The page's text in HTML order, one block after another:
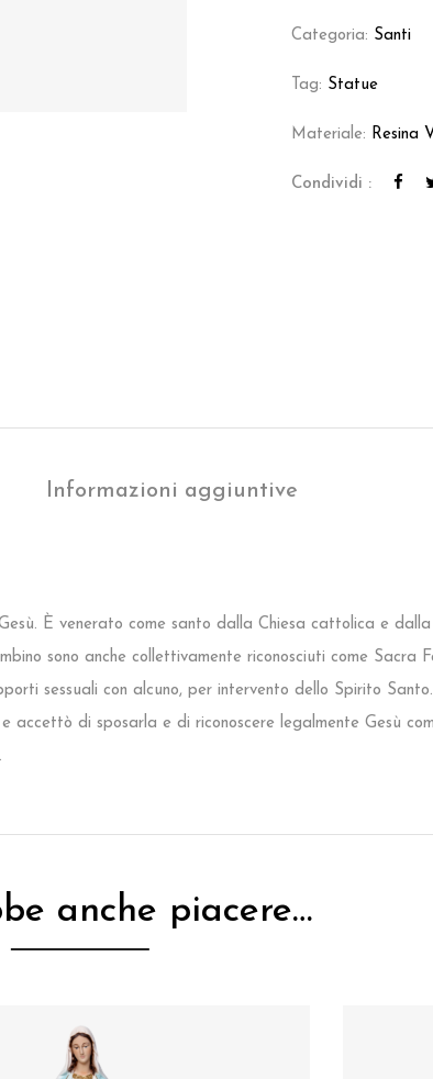
Categoria: Santi
Tag: Statue
Materiale: Resina
Condividi :
Informazioni aggiuntive
È venerato come santo dalla Chiesa cattolica e dalla
sono anche collettivamente riconosciuti come
sessuali con alcuno, per intervento dello Spirito
di sposarla e di riconoscere legalmente Gesù
anche piacere…